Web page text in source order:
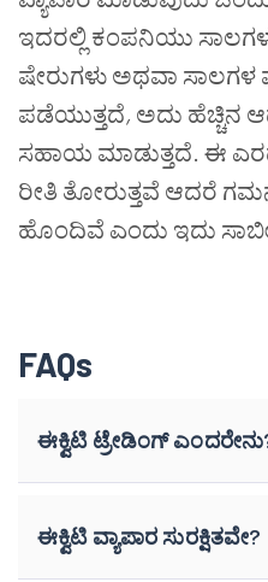
ಇದರಲ್ಲಿ ಕಂಪನಿಯು
ಷೇರುಗಳು ಅಥವಾ
ಪಡೆಯುತ್ತದೆ, ಅದು ಹೆಚ್ಚಿನ
ಸಹಾಯ ಮಾಡುತ್ತದೆ. ಈ
ರೀತಿ ತೋರುತ್ತವೆ ಆದರೆ
ಹೊಂದಿವೆ ಎಂದು ಇದು
FAQs
ಈಕ್ವಿಟಿ ಟ್ರೇಡಿಂಗ್
ಈಕ್ವಿಟಿ ವ್ಯಾಪಾರ ಸುರಕ್ಷಿತವೇ?